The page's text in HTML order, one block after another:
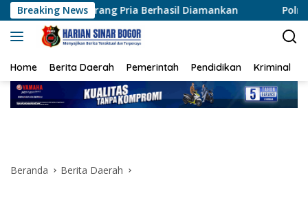
Langsung
ke
konten
Breaking News
Pria Berhasil Diamankan Polres Siak Ungkap Kasus
Home Berita Daerah Pemerintah Pendidikan Kriminal
Beranda Berita Daerah